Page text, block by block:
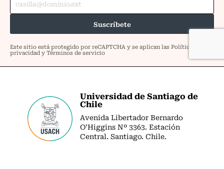
Universidad de Santiago de
Chile
Avenida Libertador Bernardo
O’Higgins Nº 3363. Estación
Central. Santiago. Chile.